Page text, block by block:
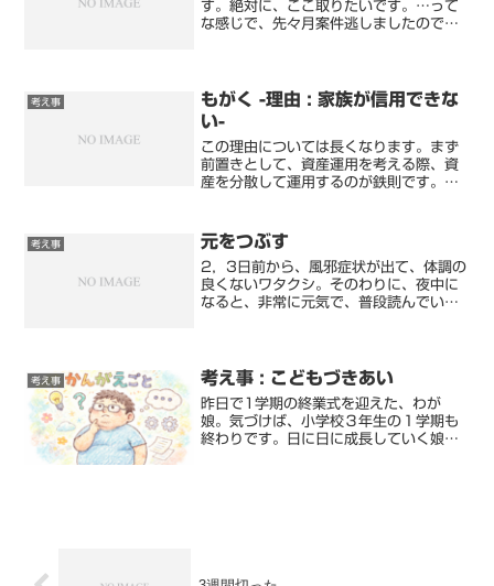
す。絶対に、ここ取りたいです。…って
な感じで、先々月案件逃しましたので、
ど。(そのうち270件は...
考え事
もがく -理由 : 家族が信用できな
い-
この理由については長くなります。まず
前置きとして、資産運用を考える際、資
産を分散して運用するのが鉄則です。株
ー(業種)などで分散すれば十分だと思っ
ています。なので、不動...
考え事 元をつぶす
2，3日前から、風邪症状が出て、体調の
良くないワタクシ。そのわりに、夜中に
なると、非常に元気で、普段読んでいな
ともぐーたらな生活をし...
考え事 考え事 : こどもづきあい
昨日で1学期の終業式を迎えた、わが
娘。気づけば、小学校３年生の１学期も
終わりです。日に日に成長していく娘の